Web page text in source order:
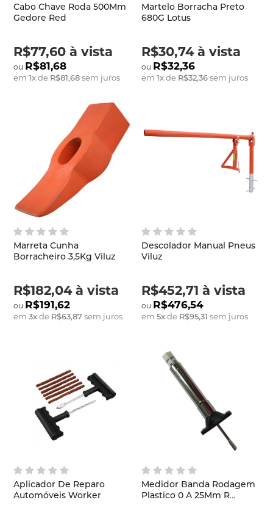
Cabo Chave Roda 500Mm
Gedore Red
R$77,60 à vista
R$81,68
em1xde R$81,68sem juros
Martelo Borracha Preto
680G Lotus
R$30,74à vista
R$32,36
em 1xde R$32,36sem juros
Marreta Cunha
Borracheiro 3,5Kg Viluz
R$182,04à vista
R$191,62
em3xde R$63,87sem juros
Descolador Manual Pneus
Viluz
R$452,71 à vista
R$476,54
em 5xde R$95,31 sem juros
Aplicador De Reparo
Automóveis Worker
Medidor Banda Rodagem
Plastico 0 A 25Mm R